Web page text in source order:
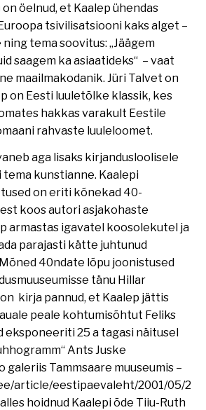
öelnud, et Kaalep ühendas
tsivilisatsiooni kaks alget –
tema soovitus: „Jäägem
saagem ka asiaatideks“ – vaat
maailmakodanik. Jüri Talvet on
on Eesti luuletõlke klassik, kes
hakkas varakult Eestile
rahvaste luuleloomet.
aga lisaks kirjandusloolisele
kunstianne. Kaalepi
on eriti kõnekad 40-
koos autori asjakohaste
armastas igavatel koosolekutel ja
parajasti kätte juhtunud
40ndate lõpu joonistused
tänu Hillar
kirja pannud, et Kaalep jättis
peale kohtumisõhtut Feliks
eksponeeriti 25 a tagasi näitusel
Ants Juske
galeriis Tammsaare muuseumis –
article/eestipaevaleht/2001/05/26/
hoidnud Kaalepi õde Tiiu-Ruth